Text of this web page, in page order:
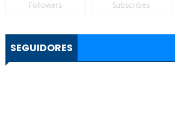
Followers Subscribes
SEGUIDORES